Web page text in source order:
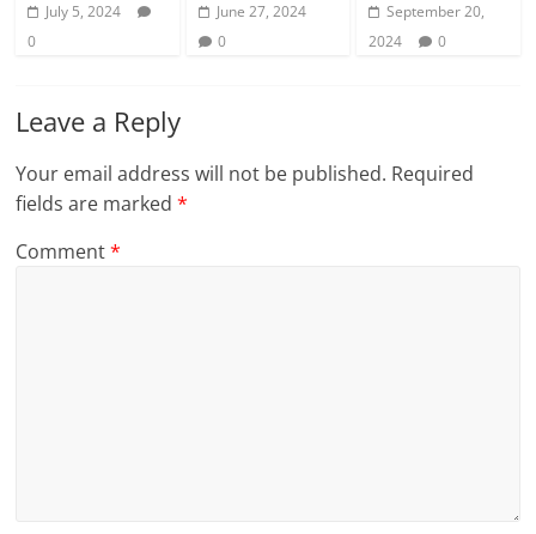
July 5, 2024
0
June 27, 2024
0
September 20,
2024
0
Leave a Reply
Your email address will not be published. Required
fields are marked*
Comment*